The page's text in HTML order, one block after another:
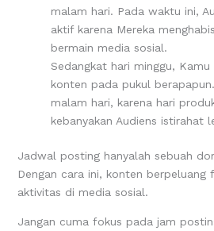
malam hari. Pada waktu ini,
aktif karena Mereka
bermain media sosial.
Sedangkat hari minggu, Kamu
konten pada pukul
malam hari, karena hari
kebanyakan Audiens istirahat
Jadwal posting hanyalah sebuah
Dengan cara ini, konten
aktivitas di media sosial.
Jangan cuma fokus pada jam